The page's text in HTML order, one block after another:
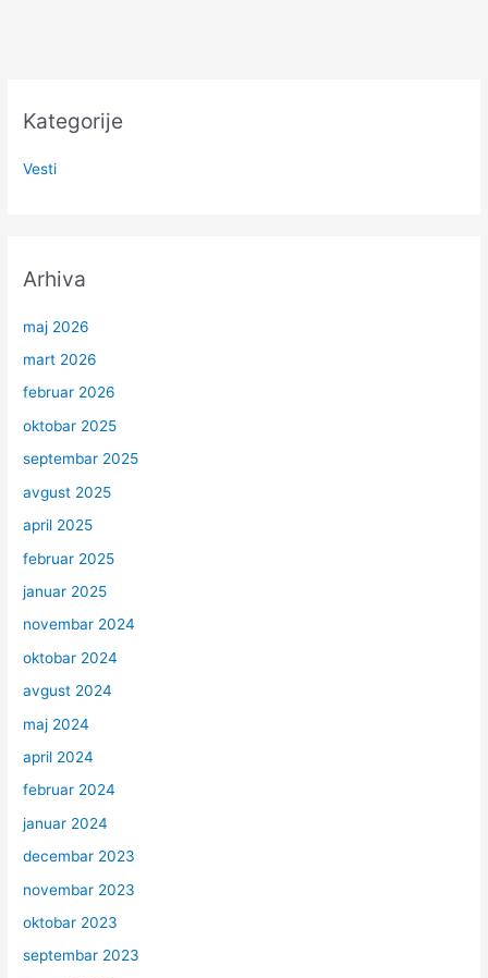
Kategorije
Vesti
Arhiva
maj 2026
mart 2026
februar 2026
oktobar 2025
septembar 2025
avgust 2025
april 2025
februar 2025
januar 2025
novembar 2024
oktobar 2024
avgust 2024
maj 2024
april 2024
februar 2024
januar 2024
decembar 2023
novembar 2023
oktobar 2023
septembar 2023